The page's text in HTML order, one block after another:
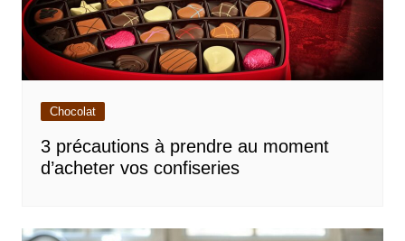
Chocolat
3 précautions à prendre au moment
d’acheter vos confiseries